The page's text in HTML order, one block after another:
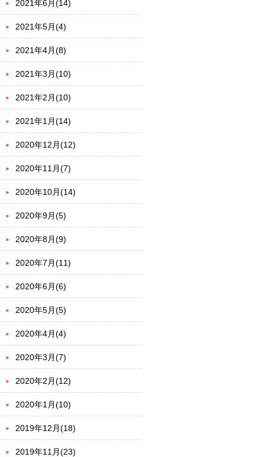
2021年6月(14)
2021年5月(4)
2021年4月(8)
2021年3月(10)
2021年2月(10)
2021年1月(14)
2020年12月(12)
2020年11月(7)
2020年10月(14)
2020年9月(5)
2020年8月(9)
2020年7月(11)
2020年6月(6)
2020年5月(5)
2020年4月(4)
2020年3月(7)
2020年2月(12)
2020年1月(10)
2019年12月(18)
2019年11月(23)